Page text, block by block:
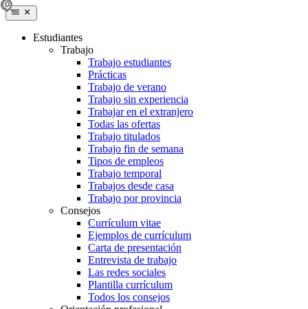
Estudiantes
Trabajo
Trabajo estudiantes
Prácticas
Trabajo de verano
Trabajo sin experiencia
Trabajar en el extranjero
Todas las ofertas
Trabajo titulados
Trabajo fin de semana
Tipos de empleos
Trabajo temporal
Trabajos desde casa
Trabajo por provincia
Consejos
Currículum vitae
Ejemplos de currículum
Carta de presentación
Entrevista de trabajo
Las redes sociales
Plantilla currículum
Todos los consejos